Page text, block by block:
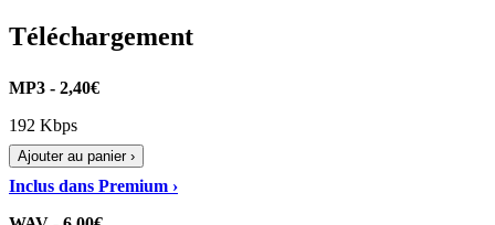
Téléchargement
MP3 - 2,40€
192 Kbps
Ajouter au panier ›
Inclus dans Premium ›